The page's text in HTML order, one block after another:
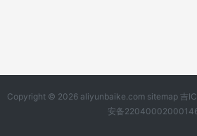
Copyright © 2026 aliyunbaike.com sitemap 吉
安备